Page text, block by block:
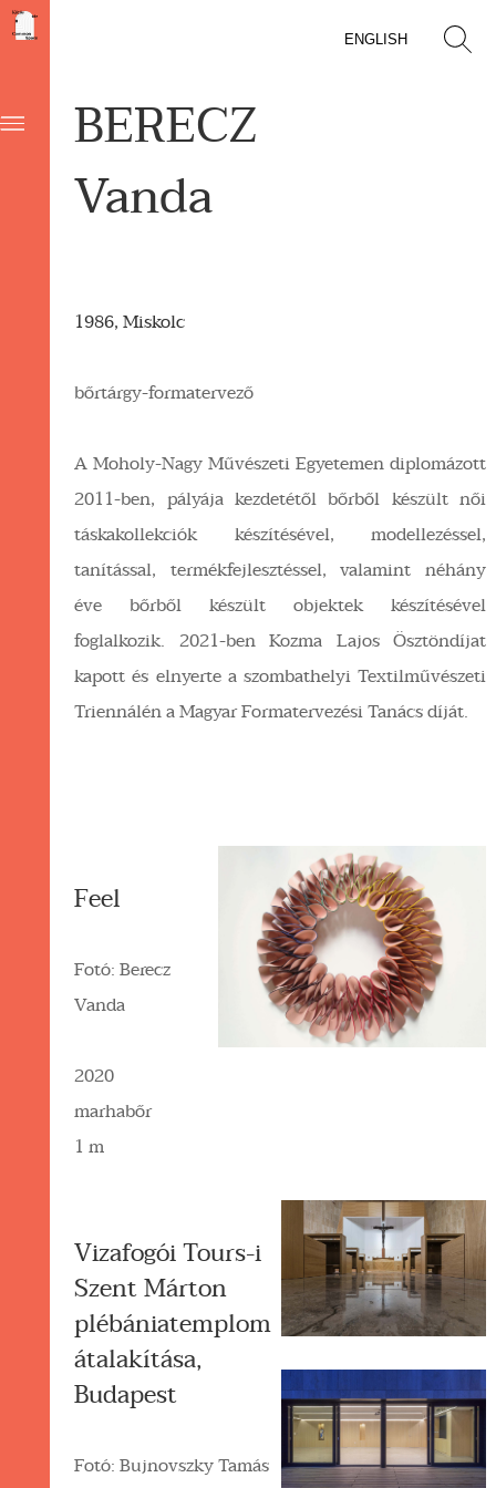
ENGLISH
BERECZ
Vanda
1986, Miskolc
bőrtárgy-formatervező
A Moholy-Nagy Művészeti Egyetemen diplomázott
2011-ben, pályája kezdetétől bőrből készült női
táskakollekciók készítésével, modellezéssel,
tanítással, termékfejlesztéssel, valamint néhány
éve bőrből készült objektek készítésével
foglalkozik. 2021-ben Kozma Lajos Ösztöndíjat
kapott és elnyerte a szombathelyi Textilművészeti
Triennálén a Magyar Formatervezési Tanács díját.
Feel
Fotó: Berecz
Vanda
2020
marhabőr
1 m
Vizafogói Tours-i
Szent Márton
plébániatemplom
átalakítása,
Budapest
Fotó: Bujnovszky Tamás